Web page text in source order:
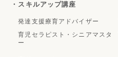
・スキルアップ講座
発達支援療育アドバイザー
育児セラピスト・シニアマスタ
ー